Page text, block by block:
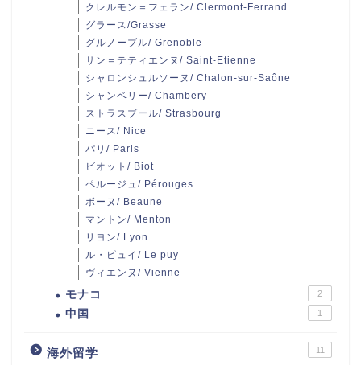
クレルモン＝フェラン/ Clermont-Ferrand
グラース/Grasse
グルノーブル/ Grenoble
サン＝テティエンヌ/ Saint-Etienne
シャロンシュルソーヌ/ Chalon-sur-Saône
シャンベリー/ Chambery
ストラスブール/ Strasbourg
ニース/ Nice
パリ/ Paris
ビオット/ Biot
ペルージュ/ Pérouges
ボーヌ/ Beaune
マントン/ Menton
リヨン/ Lyon
ル・ピュイ/ Le puy
ヴィエンヌ/ Vienne
モナコ 2
中国 1
海外留学 11